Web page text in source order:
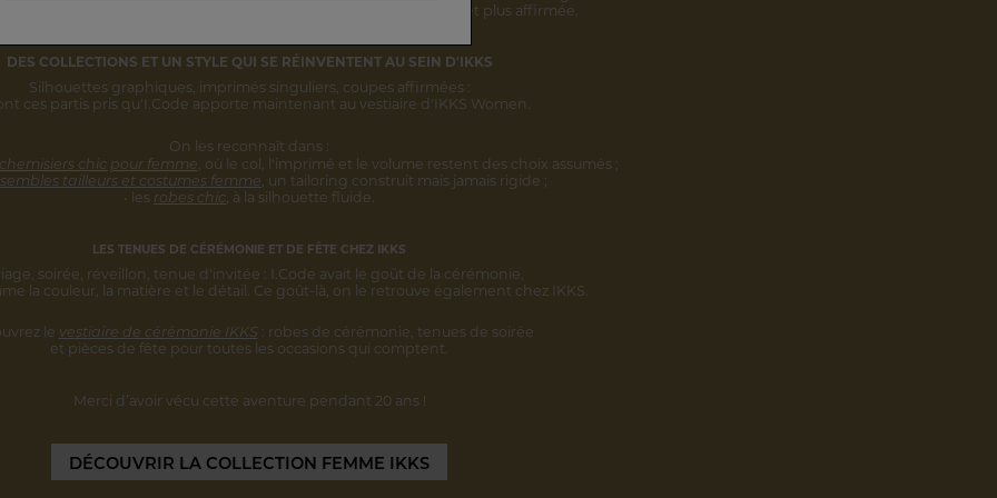
s'inscrivent désormais
et plus affirmée.
DES COLLECTIONS ET UN STYLE QUI SE RÉINVENTENT AU SEIN D'IKKS
Silhouettes graphiques, imprimés singuliers, coupes affirmées :
ces partis pris qu'I.Code apporte maintenant au vestiaire d'IKKS Women.
On les reconnaît dans :
chic pour femme, où le col, l'imprimé et le volume restent des choix assumés ;
tailleurs et costumes femme, un tailoring construit mais jamais rigide ;
• les robes chic, à la silhouette fluide.
LES TENUES DE CÉRÉMONIE ET DE FÊTE CHEZ IKKS
soirée, réveillon, tenue d'invitée : I.Code avait le goût de la cérémonie,
la couleur, la matière et le détail. Ce goût-là, on le retrouve également chez IKKS.
le vestiaire de cérémonie IKKS : robes de cérémonie, tenues de soirée
et pièces de fête pour toutes les occasions qui comptent.
Merci d’avoir vécu cette aventure pendant 20 ans !
DÉCOUVRIR LA COLLECTION FEMME IKKS